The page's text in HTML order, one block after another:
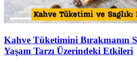
Kahve Tüketimini Bırakmanın
Yaşam Tarzı Üzerindeki Etkileri